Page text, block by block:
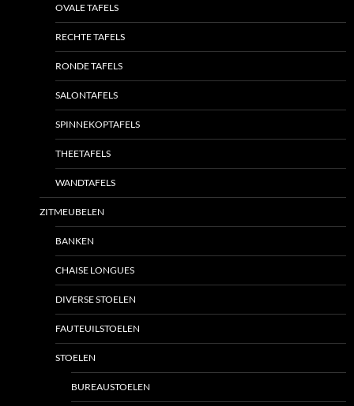
OVALE TAFELS
RECHTE TAFELS
RONDE TAFELS
SALONTAFELS
SPINNEKOPTAFELS
THEETAFELS
WANDTAFELS
ZITMEUBELEN
BANKEN
CHAISE LONGUES
DIVERSE STOELEN
FAUTEUILSTOELEN
STOELEN
BUREAUSTOELEN